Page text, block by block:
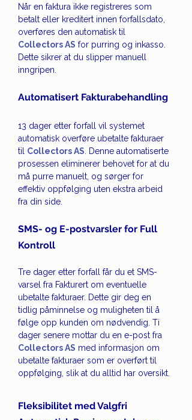
Når en faktura ikke registreres som
betalt eller kreditert innen forfallsdato,
overføres den automatisk til
Collectors AS for purring og inkasso.
Dette sikrer at du slipper manuell
inngripen.
Automatisert Fakturabehandling
13 dager etter forfall vil systemet
automatisk overføre ubetalte fakturaer
til Collectors AS. Denne automatiserte
prosessen eliminerer behovet for at du
må purre manuelt, og sørger for
effektiv oppfølging uten ekstra arbeid
fra din side.
SMS- og E-postvarsler for Full
Kontroll
Tre dager etter forfall får du et SMS-
varsel fra Fakturert om eventuelle
ubetalte fakturaer. Dette gir deg en
tidlig påminnelse og muligheten til å
følge opp kunden om nødvendig. Ti
dager senere mottar du en e-post fra
Collectors AS med informasjon om
ubetalte fakturaer som er overført til
oppfølging, slik at du alltid har oversikt.
Fleksibilitet med Valgfri